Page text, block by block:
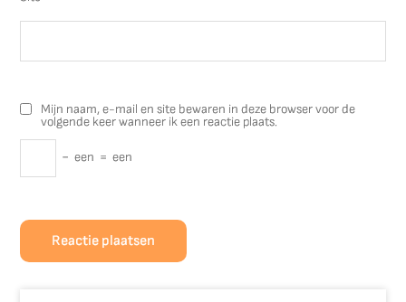
Mijn naam, e-mail en site bewaren in deze browser voor de
volgende keer wanneer ik een reactie plaats.
− een = een